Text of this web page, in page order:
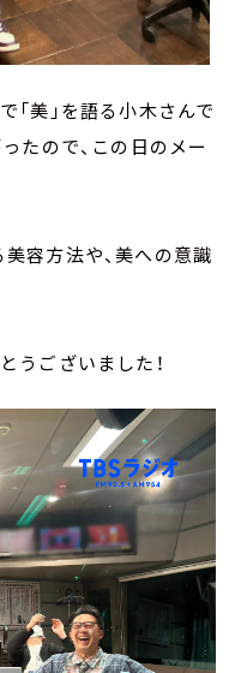
「美」を語る小木さんで
たので、この日のメー
容方法や、美への意識
うございました！